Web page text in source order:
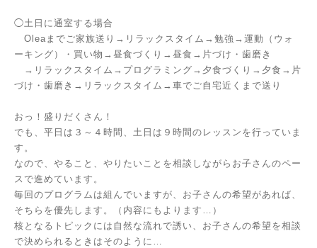
◯土日に通室する場合
Oleaまでご家族送り→リラックスタイム→勉強→運動（ウォ
ーキング）・買い物→昼食づくり→昼食→片づけ・歯磨き
→リラックスタイム→プログラミング→夕食づくり→夕食→片
づけ・歯磨き→リラックスタイム→車でご自宅近くまで送り
おっ！盛りだくさん！
でも、平日は３～４時間、土日は９時間のレッスンを行っていま
す。
なので、やること、やりたいことを相談しながらお子さんのペー
スで進めています。
毎回のプログラムは組んでいますが、お子さんの希望があれば、
そちらを優先します。（内容にもよります…）
核となるトピックには自然な流れで誘い、お子さんの希望を相談
で決められるときはそのように…